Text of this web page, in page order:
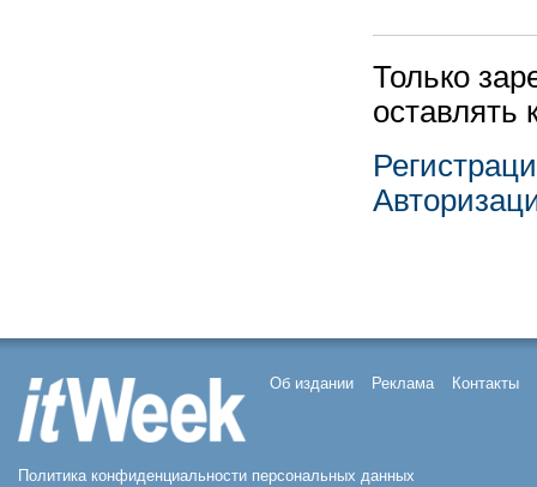
Только
оставлять
Об издании Реклама Контакты
Политика конфиденциальности персональных данных